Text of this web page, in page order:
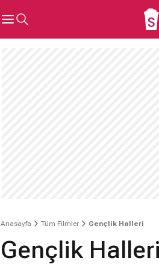
Anasayfa Tüm Filmler Gençlik Halleri
Gençlik